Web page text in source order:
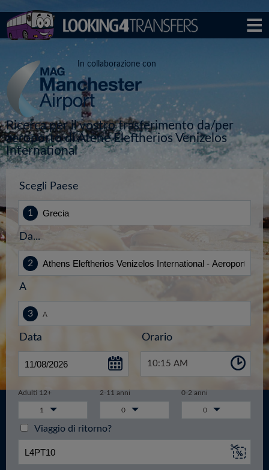
In collaborazione con
Ricerca per il vostro trasferimento da/per
aeroporto di Atene Eleftherios Venizelos
International
Scegli Paese
Da...
A
Data Orario
10:15 AM
Adulti 12+ 2-11 anni 0-2 anni
1 0 0
Viaggio di ritorno?